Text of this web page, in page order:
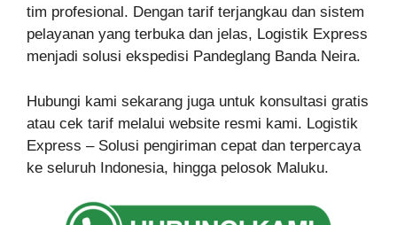
tim profesional. Dengan tarif terjangkau dan sistem
pelayanan yang terbuka dan jelas, Logistik Express
menjadi solusi ekspedisi Pandeglang Banda Neira.
Hubungi kami sekarang juga untuk konsultasi gratis
atau cek tarif melalui website resmi kami. Logistik
Express – Solusi pengiriman cepat dan terpercaya
ke seluruh Indonesia, hingga pelosok Maluku.